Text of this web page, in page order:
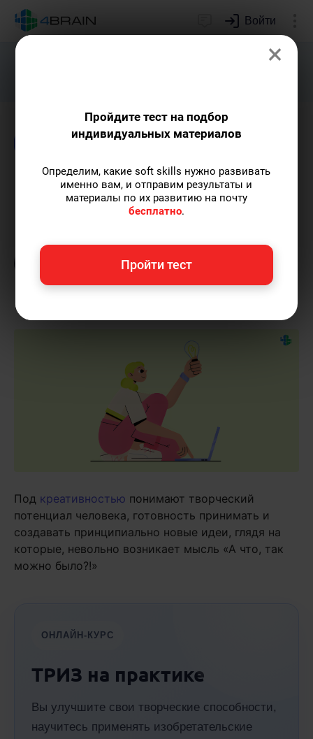
Войти
Подарим индивидуальный план
Новости и события
Прокачайте креативность
профессиональный психолог.Пишу статьи
«Новости и события»
Под креативностью понимают творческий
потенциал человека, готовность принимать и
создавать принципиально новые идеи, глядя на
которые, невольно возникает мысль «А что, так
можно было?!»
ОНЛАЙН-КУРС
ТРИЗ на практике
Вы улучшите свои творческие способности,
научитесь применять изобретательские
×
Пройдите тест на подбор
индивидуальных материалов
Определим, какие soft skills нужно развивать
именно вам, и отправим результаты и
материалы по их развитию на почту
бесплатно.
Пройти тест